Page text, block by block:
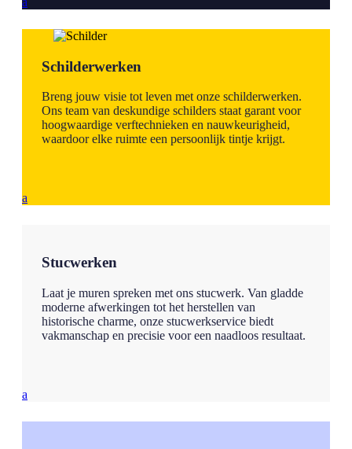
Schilderwerken
Breng jouw visie tot leven met onze schilderwerken.
Ons team van deskundige schilders staat garant voor
hoogwaardige verftechnieken en nauwkeurigheid,
waardoor elke ruimte een persoonlijk tintje krijgt.
a
Stucwerken
Laat je muren spreken met ons stucwerk. Van gladde
moderne afwerkingen tot het herstellen van
historische charme, onze stucwerkservice biedt
vakmanschap en precisie voor een naadloos resultaat.
a